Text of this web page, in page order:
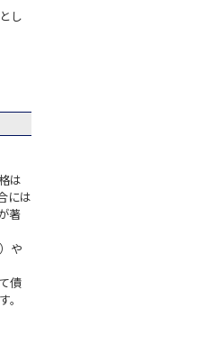
し
は
には
著
や
債